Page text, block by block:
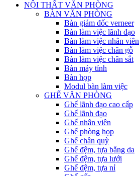
NỘI THẤT VĂN PHÒNG
BÀN VĂN PHÒNG
Bàn giám đốc verneer
Bàn làm việc lãnh đạo
Bàn làm việc nhân viên
Bàn làm việc chân gỗ
Bàn làm việc chân sắt
Bàn máy tính
Bàn họp
Modul bàn làm việc
GHẾ VĂN PHÒNG
Ghế lãnh đạo cao cấp
Ghế lãnh đạo
Ghế nhân viên
Ghế phòng họp
Ghế chân quỳ
Ghế đệm, tựa bằng da
Ghế đệm, tựa lưới
Ghế đệm, tựa nỉ